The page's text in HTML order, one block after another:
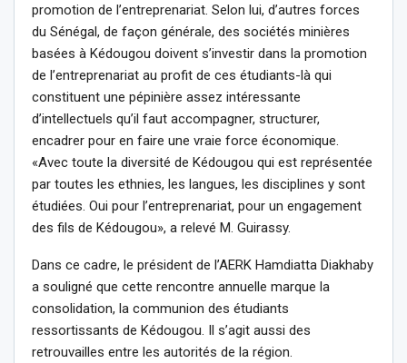
promotion de l’entreprenariat. Selon lui, d’autres forces
du Sénégal, de façon générale, des sociétés minières
basées à Kédougou doivent s’investir dans la promotion
de l’entreprenariat au profit de ces étudiants-là qui
constituent une pépinière assez intéressante
d’intellectuels qu’il faut accompagner, structurer,
encadrer pour en faire une vraie force économique.
«Avec toute la diversité de Kédougou qui est représentée
par toutes les ethnies, les langues, les disciplines y sont
étudiées. Oui pour l’entreprenariat, pour un engagement
des fils de Kédougou», a relevé M. Guirassy.
Dans ce cadre, le président de l’AERK Hamdiatta Diakhaby
a souligné que cette rencontre annuelle marque la
consolidation, la communion des étudiants
ressortissants de Kédougou. Il s’agit aussi des
retrouvailles entre les autorités de la région.